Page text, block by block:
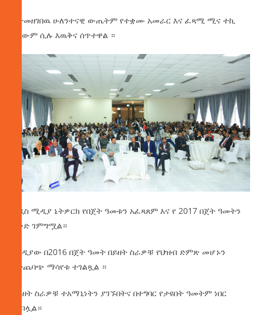
ለተመዘገበዉ ሁለንተናዊ ውጤትም የተቋሙ አመራር እና ፈጻሚ ሚና ተኪ
የለውም ሲሉ እዉቅና ሰጥተዋል ።
አዲስ ሚዲያ ኔትዎርክ የበጀት ዓመቱን አፈጻጸም እና የ 2017 በጀት ዓመትን
እቅድ ገምግሟል።
ሚዲያው በ2016 በጀት ዓመት በይዘት ስራዎቹ የህዝብ ድምጽ መሆኑን
በተጨባጭ ማሳየቱ ተገልጿል ።
የይዘት ስራዎቹ ተአማኒነትን ያገኙበትና በተግባር የታዩበት ዓመትም ነበር
ተብሏል።